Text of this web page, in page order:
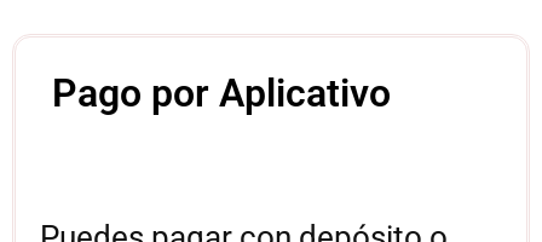
Pago por Aplicativo